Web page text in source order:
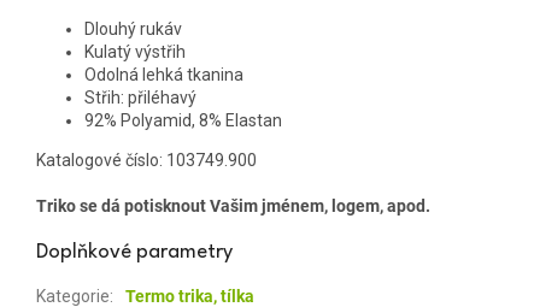
Dlouhý rukáv
Kulatý výstřih
Odolná lehká tkanina
Střih: přiléhavý
92% Polyamid, 8% Elastan
Katalogové číslo: 103749.900
Triko se dá potisknout Vašim jménem, logem, apod.
Doplňkové parametry
Kategorie:
Termo trika, tílka